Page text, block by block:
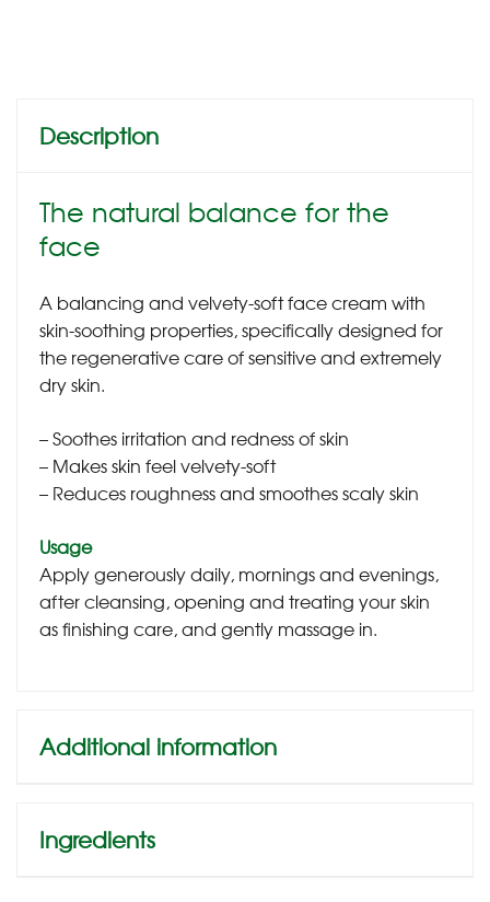
Description
The natural balance for the
face
A balancing and velvety-soft face cream with
skin-soothing properties, specifically designed for
the regenerative care of sensitive and extremely
dry skin.
– Soothes irritation and redness of skin
– Makes skin feel velvety-soft
– Reduces roughness and smoothes scaly skin
Usage
Apply generously daily, mornings and evenings,
after cleansing, opening and treating your skin
as finishing care, and gently massage in.
Additional information
Ingredients